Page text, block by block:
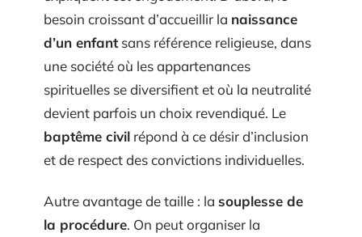
besoin croissant d’accueillir la naissance
d’un enfantsans référence religieuse, dans
une société où les appartenances
spirituelles se diversifient et où la neutralité
devient parfois un choix revendiqué. Le
baptême civil répond à ce désir d’inclusion
et de respect des convictions individuelles.
Autre avantage de taille : la souplesse de
la procédure. On peut organiser la